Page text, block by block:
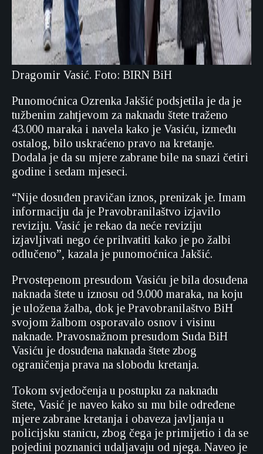
Dragomir Vasić. Foto: BIRN BiH
Punomoćnica Ozrenka Jakšić podsjetila je da je
tužbenim zahtjevom za naknadu štete traženo
43.000 maraka i navela kako je Vasiću, između
ostalog, bilo uskraćeno pravo na kretanje.
Dodala je da su mjere zabrane bile na snazi četiri
godine i sedam mjeseci.
“Nije dosuđen pravičan iznos, prenizak je. Imam
informaciju da je Pravobranilaštvo izjavilo
reviziju. Vasić je rekao da neće reviziju
izjavljivati nego će prihvatiti kako je po žalbi
odlučeno”, kazala je punomoćnica Jakšić.
Prvostepenom presudom Vasiću je bila dosuđena
naknada štete u iznosu od 9.000 maraka, na koju
je uložena žalba, dok je Pravobranilaštvo BiH
svojom žalbom osporavalo osnov i visinu
naknade. Pravosnažnom presudom Suda BiH
Vasiću je dosuđena naknada štete zbog
ograničenja prava na slobodu kretanja.
Tokom svjedočenja u postupku za naknadu
štete, Vasić je naveo kako su mu bile određene
mjere zabrane kretanja i obaveza javljanja u
policijsku stanicu, zbog čega je primijetio i da se
pojedini poznanici udaljavaju od njega. Naveo je